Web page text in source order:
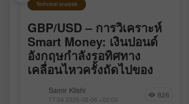
Technical analysis
GBP/USD – การวิเคราะห์
Smart Money: เงินปอนด์
อังกฤษกำลังรอทิศทาง
เคลื่อนไหวครั้งถัดไปของ
ตลาด
คู่เงิน GBP/USD เคลื่อนไหวค่อนข้าง
สงบในสัปดาห์นี้ เห็นได้ชัดว่าตลาด
Samir Klishi
17:34 2026-08-06 +02:00 826